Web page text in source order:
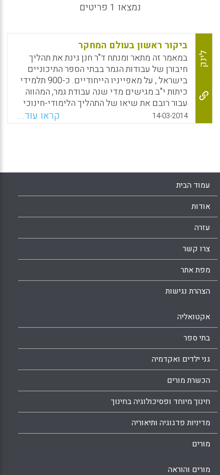
נמצאו 1 פריטים
לינק
ביקור ראשון בעולם המחקר
במאמר זה מתאר ומנתח ד"ר חנן גינת את תהליך
חיבורן של עבודות הגמר בבתי הספר התיכוניים
בישראל , על מאפייניו הייחודיים. כ-900 תלמידי
כיתות י"ב מגישים מדי שנה עבודת גמר, המהווה
עבור רובם את שיאו של התהליך הלימודי-חינוכי
בתיכון. ערכה של העבודה גדול בהרבה מאותן
חמש יחידות לימוד שהיא מוסיפה לתעודת
מאפיין נוסף הוא הליווי והקשר אחד-על –אחד
בין התלמיד לבין המנחה, שגם הוא מהווה תהליך
יוצא דופן בתיכון. עבודת הגמר מאפשרת לנערים
האקדמי, בתחום הקרוב לליבם ( חנן גינת) .
WhatsApp
Facebook
Email
X
14-03-2014 קראו עוד...
עמוד הבית
אודות
עזרה
צרו קשר
מפת אתר
הצהרת נגישות
אקטואליה
בתי ספר
גני ילדים ואקדמיה
הכשרת מורים
חינוך מיוחד ופסיכולוגיה בחינוך
מדיניות פדגוגיה ותיאוריה
מורים
מורים והוראה